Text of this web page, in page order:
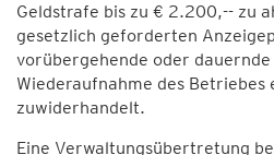
Geldstrafe bis zu € 2.200,-- zu
gesetzlich geforderten
vorübergehende oder dauernde
Wiederaufnahme des
zuwiderhandelt.
Eine Verwaltungsübertretung